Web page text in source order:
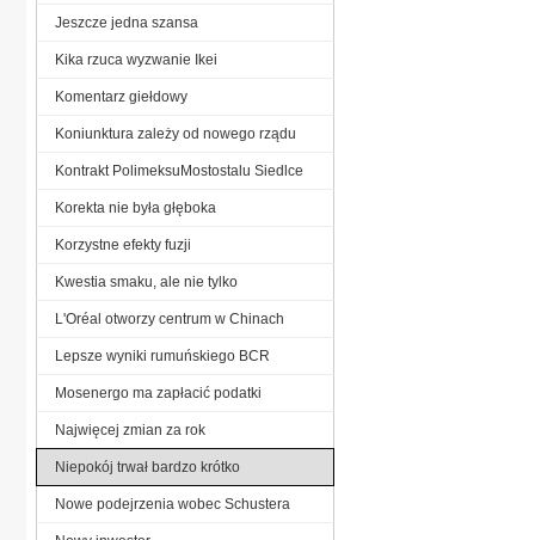
Jeszcze jedna szansa
Kika rzuca wyzwanie Ikei
Komentarz giełdowy
Koniunktura zależy od nowego rządu
Kontrakt PolimeksuMostostalu Siedlce
Korekta nie była głęboka
Korzystne efekty fuzji
Kwestia smaku, ale nie tylko
L'Oréal otworzy centrum w Chinach
Lepsze wyniki rumuńskiego BCR
Mosenergo ma zapłacić podatki
Najwięcej zmian za rok
Niepokój trwał bardzo krótko
Nowe podejrzenia wobec Schustera